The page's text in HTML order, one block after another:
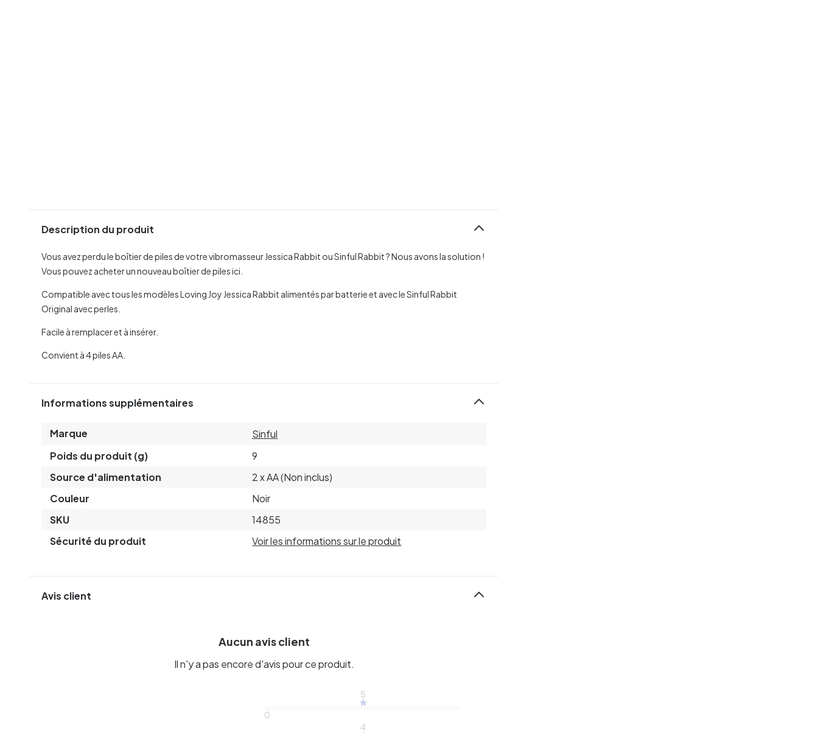
Description du produit
Vous avez perdu le boîtier de piles de votre vibromasseur Jessica Rabbit ou Sinful Rabbit ? Nous avons la solution !
Vous pouvez acheter un nouveau boîtier de piles ici.
Compatible avec tous les modèles Loving Joy Jessica Rabbit alimentés par batterie et avec le Sinful Rabbit
Original avec perles.
Facile à remplacer et à insérer.
Convient à 4 piles AA.
Informations supplémentaires
Marque
Sinful
Poids du produit (g)
9
Source d'alimentation
2 x AA (Non inclus)
Couleur
Noir
SKU
14855
Sécurité du produit
Voir les informations sur le produit
Avis client
Aucun avis client
Il n'y a pas encore d'avis pour ce produit.
5
0
4